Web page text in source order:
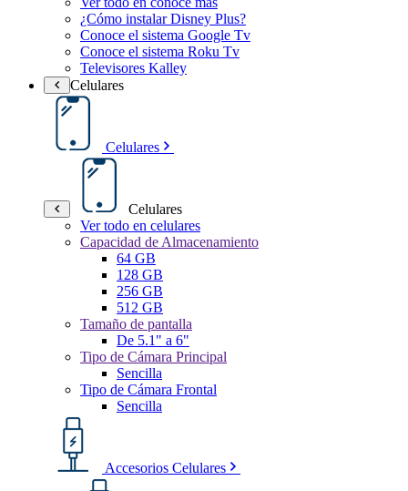
¿Cómo instalar Disney Plus?
Conoce el sistema Google Tv
Conoce el sistema Roku Tv
Televisores Kalley
Celulares
Celulares
Celulares
Ver todo en celulares
Capacidad de Almacenamiento
64 GB
128 GB
256 GB
512 GB
Tamaño de pantalla
De 5.1" a 6"
Tipo de Cámara Principal
Sencilla
Tipo de Cámara Frontal
Sencilla
Accesorios Celulares